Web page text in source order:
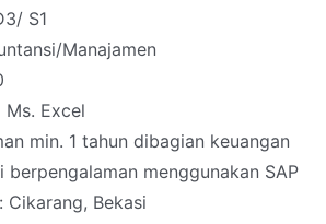
S1
Manajamen
Excel
min. 1 tahun dibagian keuangan
berpengalaman menggunakan SAP
Cikarang, Bekasi